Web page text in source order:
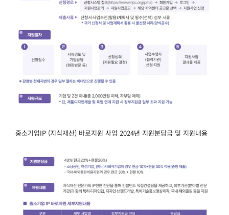
중소기업IP (지식재산) 바로지원 사업 2024년 지원분담금 및 지원내용